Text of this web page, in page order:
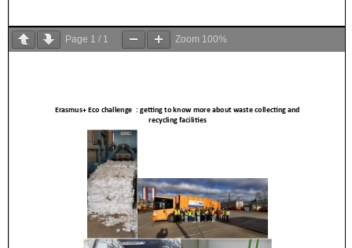
Page 1 / 1 Zoom 100%